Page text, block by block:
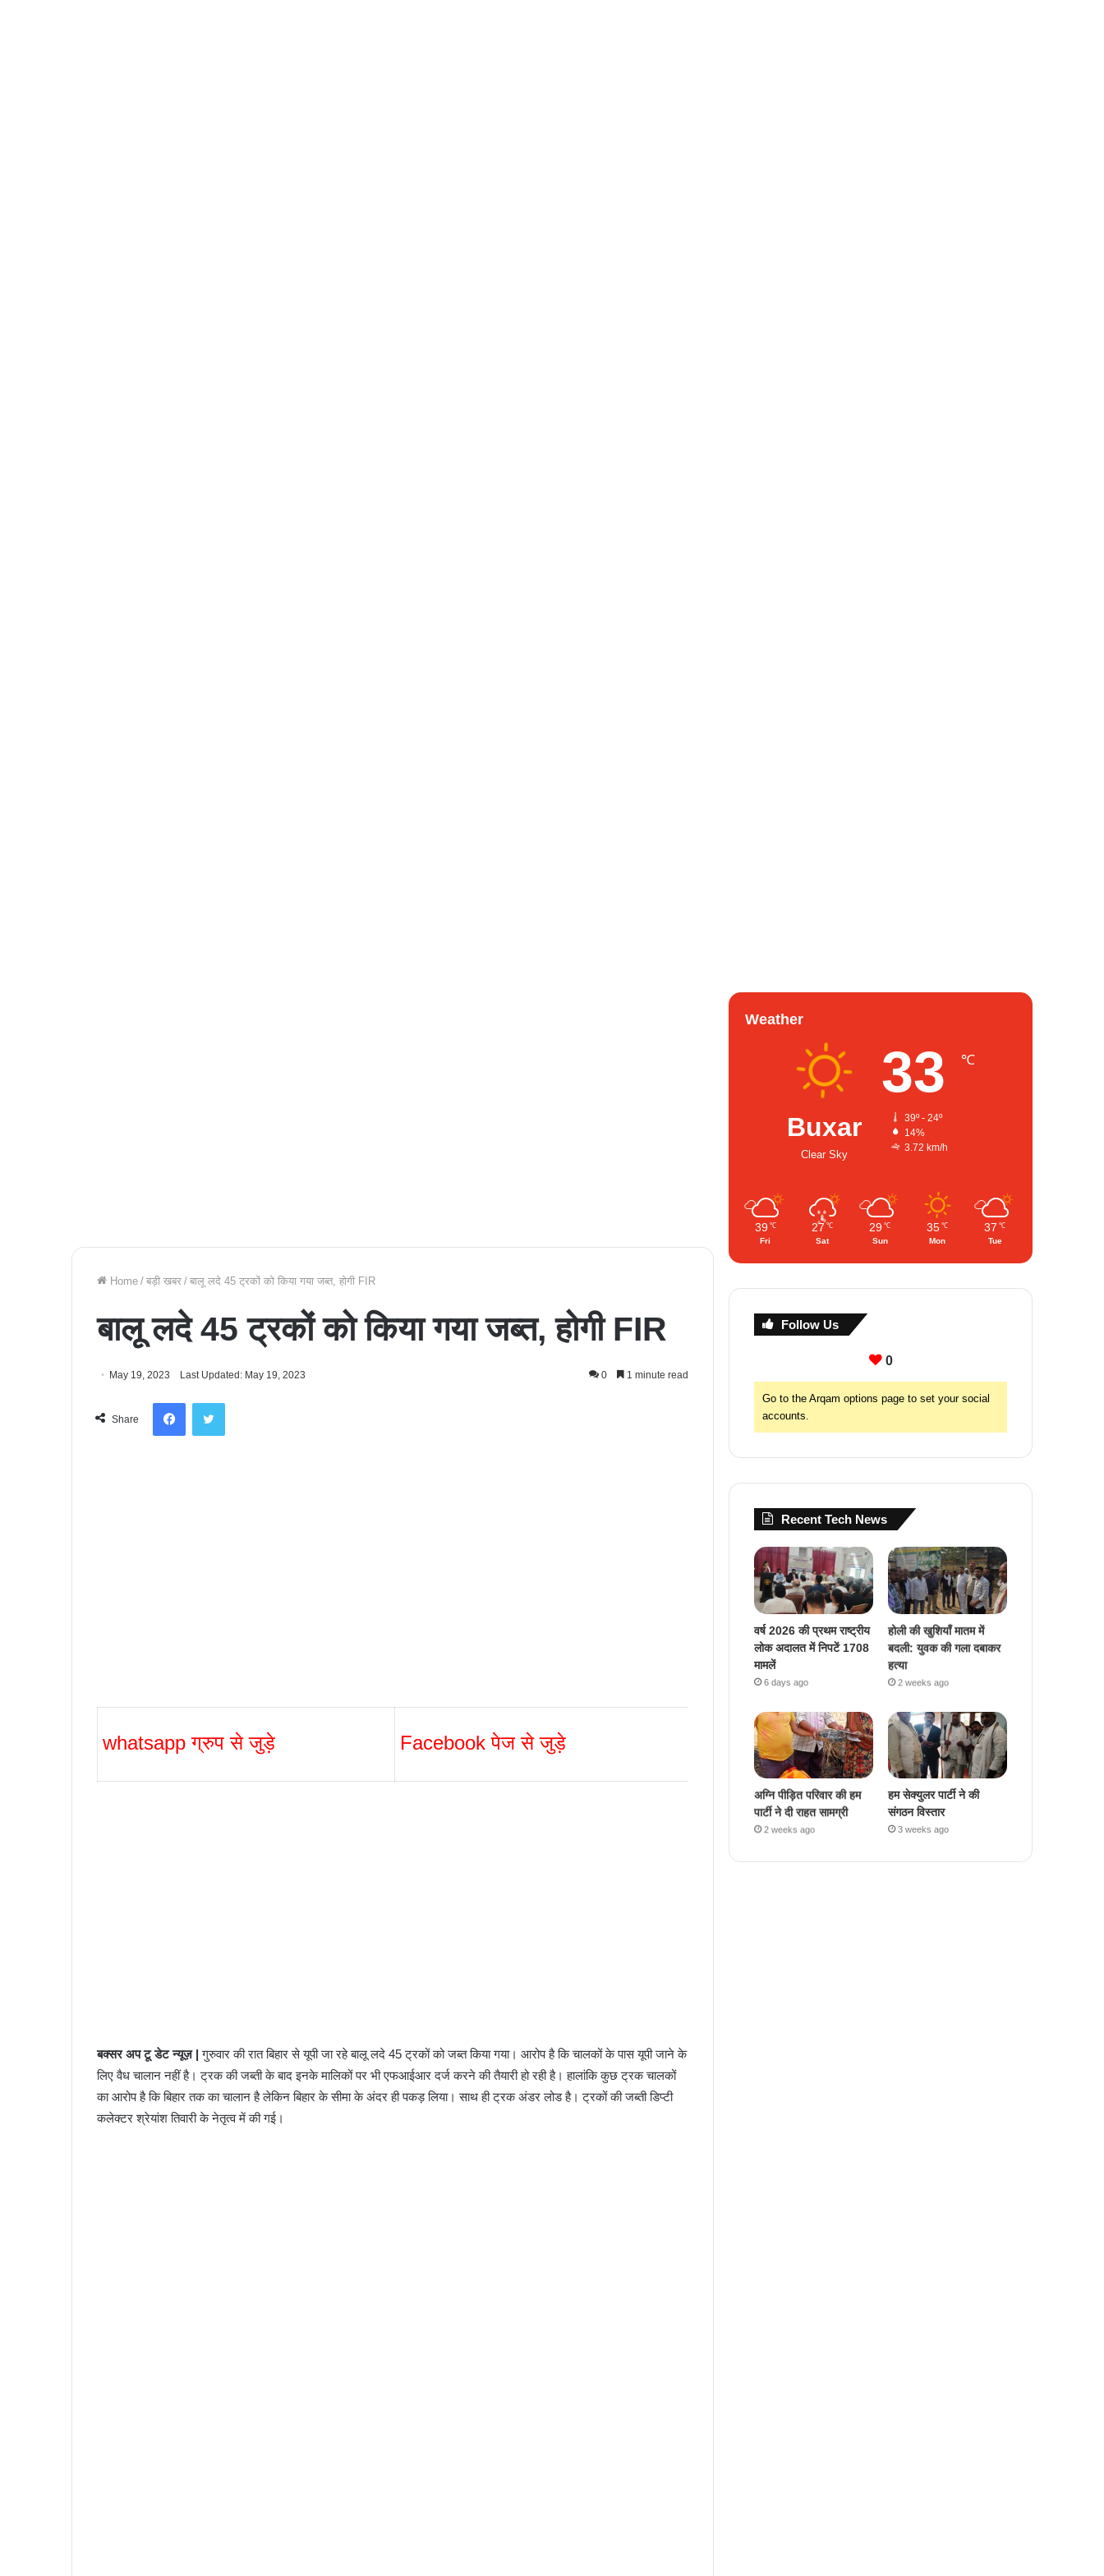
Home / बड़ी खबर / बालू लदे 45 ट्रकों को किया गया जब्त, होगी FIR
बालू लदे 45 ट्रकों को किया गया जब्त, होगी FIR
May 19, 2023 Last Updated: May 19, 2023 0 1 minute read
Share
whatsapp ग्रुप से जुड़े Facebook पेज से जुड़े
बक्सर अप टू डेट न्यूज़ |गुरुवार की रात बिहार से यूपी जा रहे बालू लदे 45 ट्रकों को जब्त किया गया। आरोप है कि चालकों के पास यूपी जाने के
लिए वैध चालान नहीं है। ट्रक की जब्ती के बाद इनके मालिकों पर भी एफआईआर दर्ज करने की तैयारी हो रही है। हालांकि कुछ ट्रक चालकों
का आरोप है कि बिहार तक का चालान है लेकिन बिहार के सीमा के अंदर ही पकड़ लिया। साथ ही ट्रक अंडर लोड है। ट्रकों की जब्ती डिप्टी
कलेक्टर श्रेयांश तिवारी के नेतृत्व में की गई।
Weather
Buxar
Clear Sky
33 ℃
39º - 24º
14%
3.72 km/h
39 ℃
Fri
27 ℃
Sat
29 ℃
Sun
35 ℃
Mon
37 ℃
Tue
Follow Us
0
Go to the Arqam options page to set your social
accounts.
Recent Tech News
वर्ष 2026 की प्रथम राष्ट्रीय
लोक अदालत में निपटें 1708
मामलें
6 days ago
होली की खुशियाँ मातम में
बदली: युवक की गला दबाकर
हत्या
2 weeks ago
अग्नि पीड़ित परिवार की हम
पार्टी ने दी राहत सामग्री
2 weeks ago
हम सेक्युलर पार्टी ने की
संगठन विस्तार
3 weeks ago